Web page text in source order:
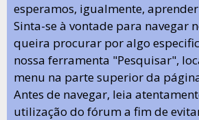
esperamos, igualmente, aprender
Sinta-se à vontade para navegar
queira procurar por algo
nossa ferramenta "Pesquisar",
menu na parte superior da
Antes de navegar, leia
utilização do fórum a fim de